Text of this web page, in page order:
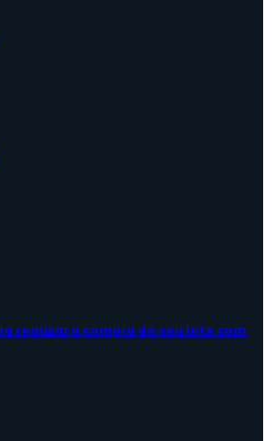
realizar a compra do seu lote com